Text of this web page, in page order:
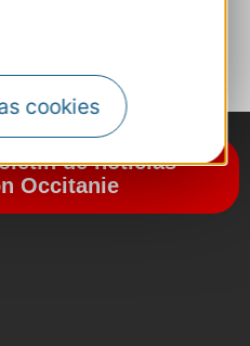
cookies
de noticias
Occitanie